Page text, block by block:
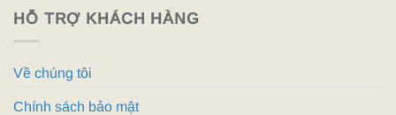
HỖ TRỢ KHÁCH HÀNG
Về chúng tôi
Chính sách bảo mật